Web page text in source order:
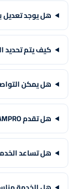
هل يوجد تعديل
كيف يتم تحديد
هل يمكن
هل تقدم AMPRO خدمات مرتبطة؟
هل تساعد